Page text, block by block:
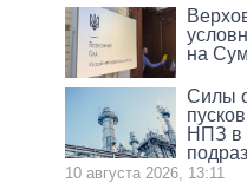
на
Силы
НПЗ в
10 августа 2026, 13:11